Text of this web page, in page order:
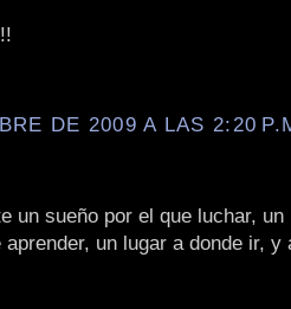
DE 2009 A LAS 2:20
un sueño por el que luchar,
un lugar a donde ir, y